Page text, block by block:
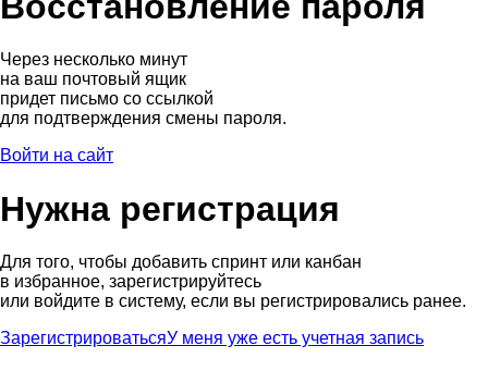
Через несколько минут
на ваш почтовый ящик
придет письмо со ссылкой
для подтверждения смены пароля.
Войти на сайт
Нужна регистрация
Для того, чтобы добавить спринт или канбан
в избранное, зарегистрируйтесь
или войдите в систему, если вы регистрировались ранее.
ЗарегистрироватьсяУ меня уже есть учетная запись